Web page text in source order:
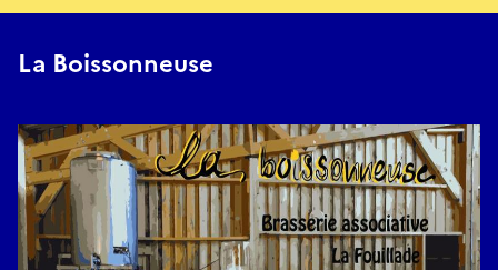
rencontres entre publics et artistes.
La Boissonneuse